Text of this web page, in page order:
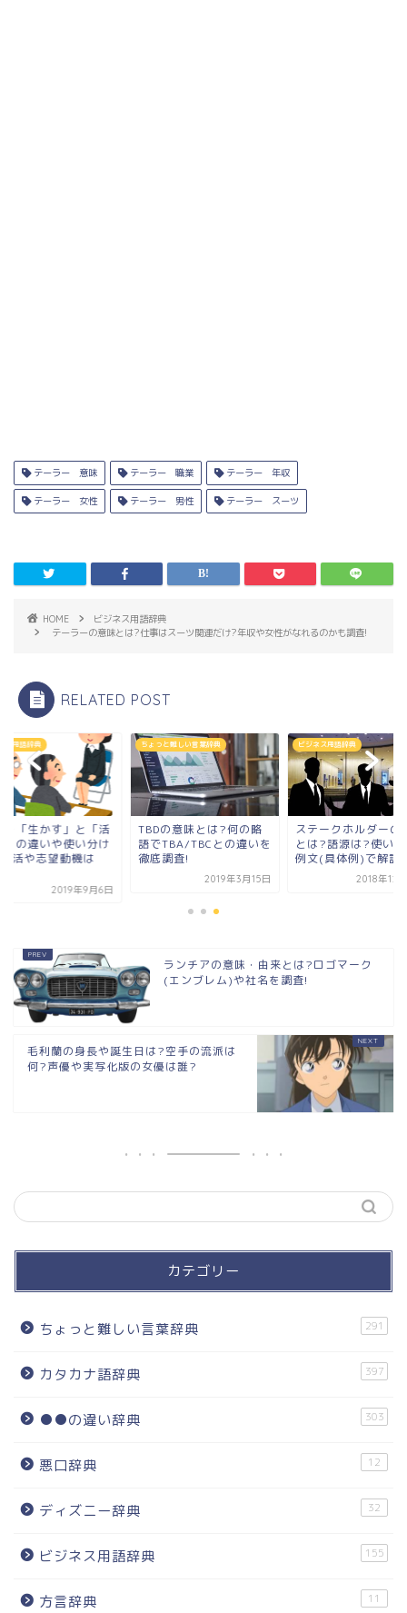
テーラー 意味 テーラー 職業 テーラー 年収
テーラー 女性 テーラー 男性 テーラー スーツ
HOME
ビジネス用語辞典
テーラーの意味とは?仕事はスーツ関連だけ?年収や女性がなれるのかも調査!
RELATED POST
ス用語辞典
を「生かす」と「活
」の違いや使い分け
活や志望動機は
2019年9月6日
ちょっと難しい言葉辞典
TBDの意味とは?何の略
語でTBA/TBCとの違いを
徹底調査!
2019年3月15日
ビジネス用語辞典
ステークホルダーの
とは?語源は?使い
例文(具体例)で解説!
2018年12
ランチアの意味・由来とは?ロゴマーク
(エンブレム)や社名を調査!
毛利蘭の身長や誕生日は?空手の流派は
何?声優や実写化版の女優は誰?
カテゴリー
ちょっと難しい言葉辞典 291
カタカナ語辞典 397
●●の違い辞典 303
悪口辞典 12
ディズニー辞典 32
ビジネス用語辞典 155
方言辞典 11